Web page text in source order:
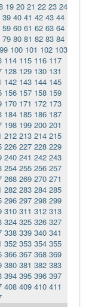
19 20 21 22 23 24
39 40 41 42 43 44
59 60 61 62 63 64
79 80 81 82 83 84
99 100 101 102 103
114 115 116 117
128 129 130 131
142 143 144 145
156 157 158 159
170 171 172 173
184 185 186 187
198 199 200 201
212 213 214 215
226 227 228 229
240 241 242 243
254 255 256 257
268 269 270 271
282 283 284 285
296 297 298 299
310 311 312 313
324 325 326 327
338 339 340 341
352 353 354 355
366 367 368 369
380 381 382 383
394 395 396 397
408 409 410 411